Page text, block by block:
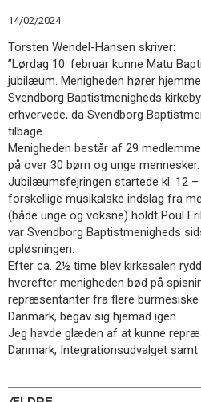
12.0:
Inspiration
13.0:
Værktøjskassen
14.0:
Mission
15.0:
Om
BaptistKirken
16.0:
Kontakt
Næste
indlæg:
Sommerstævnet
billigere
for
børn
og
unge!Forrige
indlæg:
Elisabeth
Kyrø
fylder
100
14/02/2024
Torsten Wendel-Hansen skriver:
”Lørdag 10. februar kunne Matu
jubilæum. Menigheden hører
Svendborg Baptistmenigheds
erhvervede, da Svendborg
tilbage.
Menigheden består af 29
på over 30 børn og unge mennesker.
Jubilæumsfejringen startede kl. 12
forskellige musikalske indslag fra
(både unge og voksne) holdt Poul
var Svendborg Baptistmenigheds
opløsningen.
Efter ca. 2½ time blev kirkesalen
hvorefter menigheden bød på
repræsentanter fra flere burmesiske
Danmark, begav sig hjemad igen.
Jeg havde glæden af at kunne
Danmark, Integrationsudvalget samt